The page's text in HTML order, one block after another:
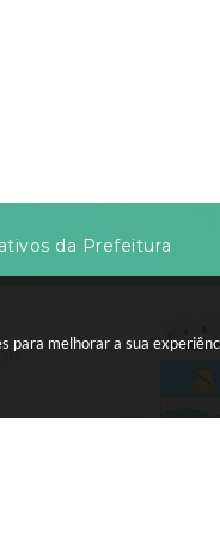
para melhorar a sua
da Prefeitura